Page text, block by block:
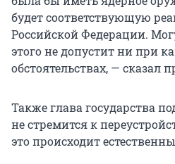
будет соответствующую
Российской Федерации.
этого не допустит ни при
обстоятельствах, — сказал
Также глава государства
не стремится к
это происходит